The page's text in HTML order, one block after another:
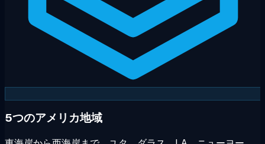
5つのアメリカ地域